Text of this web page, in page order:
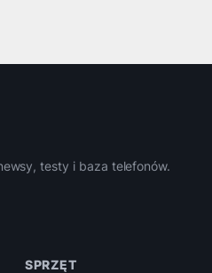
testy i baza telefonów.
SPRZĘT